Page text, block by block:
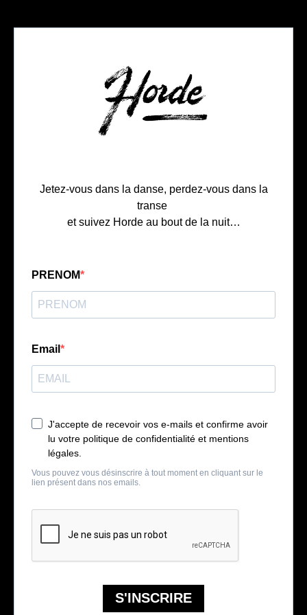
Jetez-vous dans la danse, perdez-vous dans la
transe
et suivez Horde au bout de la nuit…
PRENOM
Email
J'accepte de recevoir vos e-mails et confirme avoir
lu votre politique de confidentialité et mentions
légales.
Vous pouvez vous désinscrire à tout moment en cliquant sur le
lien présent dans nos emails.
S'INSCRIRE